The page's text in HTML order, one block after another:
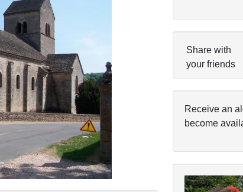
Share with
your friends
Receive an
become